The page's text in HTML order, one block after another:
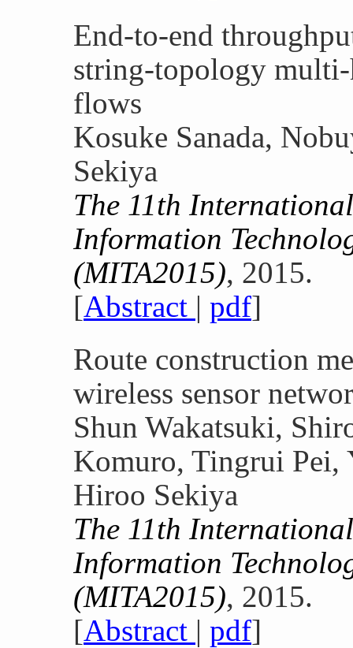
End-to-end
string-topology
flows
Kosuke Sanada,
Sekiya
The 11th
Information
(MITA2015), 2015.
[Abstract | pdf]
Route construction
wireless sensor
Shun Wakatsuki,
Komuro, Tingrui Pei,
Hiroo Sekiya
The 11th
Information
(MITA2015), 2015.
[Abstract | pdf]